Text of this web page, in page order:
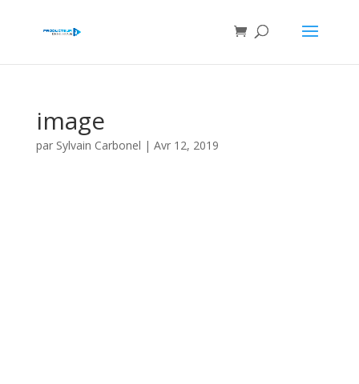
image
par Sylvain Carbonel | Avr 12, 2019